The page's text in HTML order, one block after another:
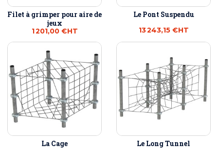
Filet à grimper pour aire de
jeux
1 201,00 €HT
Le Pont Suspendu
13 243,15 €HT
La Cage Le Long Tunnel